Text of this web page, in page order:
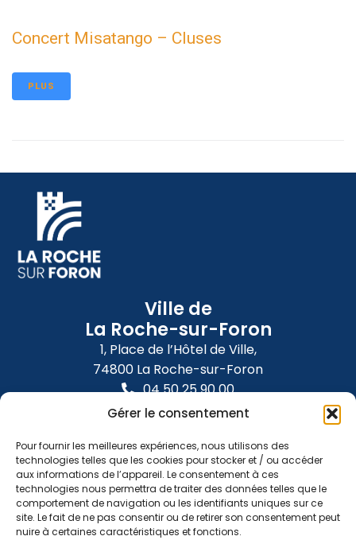
Gérer le consentement
Pour fournir les meilleures expériences, nous utilisons des
technologies telles que les cookies pour stocker et / ou accéder
aux informations de l’appareil. Le consentement à ces
technologies nous permettra de traiter des données telles que le
comportement de navigation ou les identifiants uniques sur ce
site. Le fait de ne pas consentir ou de retirer son consentement peut
nuire à certaines caractéristiques et fonctions.
Concert Misatango – Cluses
PLUS
Ville de
La Roche-sur-Foron
1, Place de l’Hôtel de Ville,
74800 La Roche-sur-Foron
04 50 25 90 00
Nous contacter
Horaires d’ouverture
de la mairie
du lundi au jeudi :
8h30 – 12h et 14h-17h